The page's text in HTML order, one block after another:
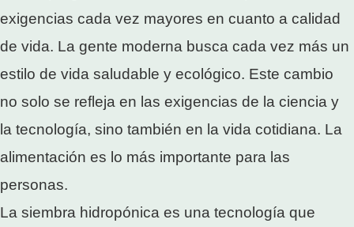
exigencias cada vez mayores en cuanto a calidad
de vida. La gente moderna busca cada vez más un
estilo de vida saludable y ecológico. Este cambio
no solo se refleja en las exigencias de la ciencia y
la tecnología, sino también en la vida cotidiana. La
alimentación es lo más importante para las
personas.
La siembra hidropónica es una tecnología que